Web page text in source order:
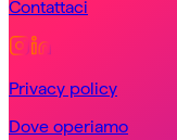
Contattaci
Privacy policy
Dove operiamo